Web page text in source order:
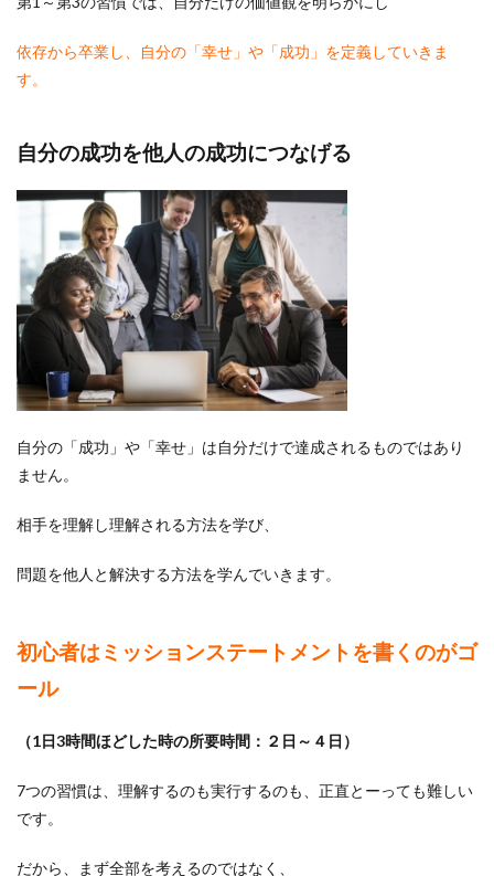
役割
最後
テッ
ミッ
ショ
ンス
テー
トメ
ント
5
失敗
して
丈
夫。
と大
依存から卒業し、自分の「幸せ」や「成功」を定義していきま
す。
自分の成功を他人の成功につなげる
自分の「成功」や「幸せ」は自分だけで達成されるものではあり
ません。
相手を理解し理解される方法を学び、
問題を他人と解決する方法を学んでいきます。
初心者はミッションステートメントを書くのがゴ
ール
（1日3時間ほどした時の所要時間：２日～４日）
7つの習慣は、理解するのも実行するのも、正直とーっても難しい
です。
だから、まず全部を考えるのではなく、